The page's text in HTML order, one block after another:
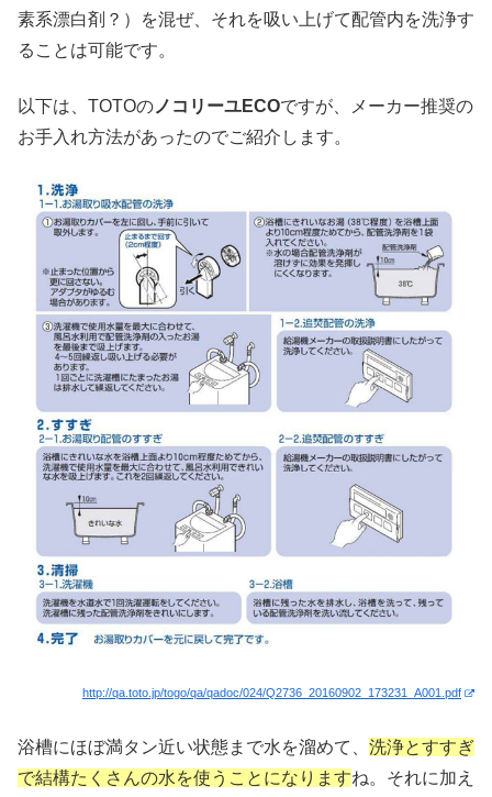
素系漂白剤？）を混ぜ、それを吸い上げて配管内を洗浄す
ることは可能です。
以下は、TOTOの ノコリーユECOですが、メーカー推奨の
お手入れ方法があったのでご紹介します。
http://qa.toto.jp/togo/qa/qadoc/024/Q2736_20160902_173231_A001.pdf
浴槽にほぼ満タン近い状態まで水を溜めて、 洗浄とすすぎ
で結構たくさんの水を使うことになりますね。それに加え